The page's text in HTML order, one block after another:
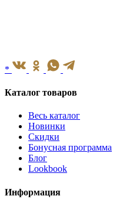
*
Каталог товаров
Весь каталог
Новинки
Скидки
Бонусная программа
Блог
Lookbook
Информация